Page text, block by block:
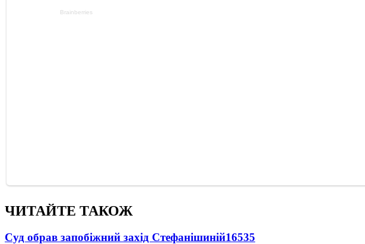
ЧИТАЙТЕ ТАКОЖ
Суд обрав запобіжний захід Стефанішиній16535